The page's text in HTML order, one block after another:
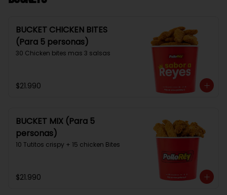
BUCKET CHICKEN BITES
(Para 5 personas)
30 Chicken bites mas 3 salsas
$21.990
BUCKET MIX (Para 5
personas)
10 Tutitos crispy + 15 chicken Bites
$21.990